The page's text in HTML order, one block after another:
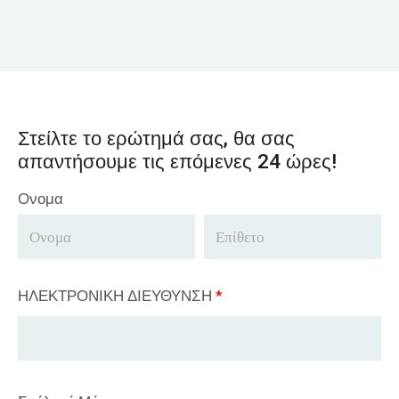
Στείλτε το ερώτημά σας, θα σας
απαντήσουμε τις επόμενες 24 ώρες!
Ονομα
ΗΛΕΚΤΡΟΝΙΚΗ ΔΙΕΥΘΥΝΣΗ *